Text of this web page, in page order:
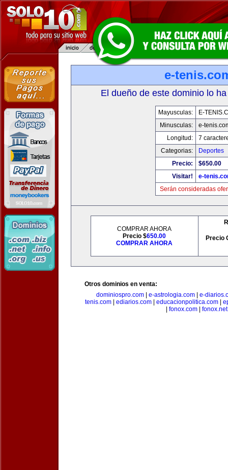
e-
El dueño de este dominio lo
Mayusculas:
E-
Minusculas:
e-
Longitud:
7
Categorias:
Deportes
Precio:
$650.00
Visitar!
e-
Serán consideradas
COMPRAR AHORA
Precio $650.00
COMPRAR AHORA
Precio
Otros dominios en venta:
dominiospro.com
e-astrologia.com
e-
tenis.com
ediarios.com educacionpolitica.com
fonox.com| fonox.net